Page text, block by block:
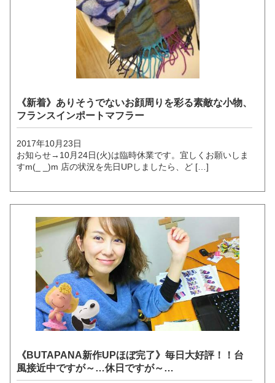
《新着》ありそうでないお顔周りを彩る素敵な小物、
フランスインポートマフラー
2017年10月23日
お知らせ→10月24日(火)は臨時休業です。宜しくお願いしま
すm(_ _)m 店の状況を先日UPしましたら、ど […]
《BUTAPANA新作UPほぼ完了》毎日大好評！！台
風接近中ですが～…休日ですが～…